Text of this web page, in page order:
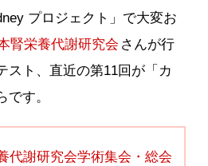
プロジェクト」で大変お
腎栄養代謝研究会 さんが行
スト、直近の第11回が「カ
です。
代謝研究会学術集会・総会